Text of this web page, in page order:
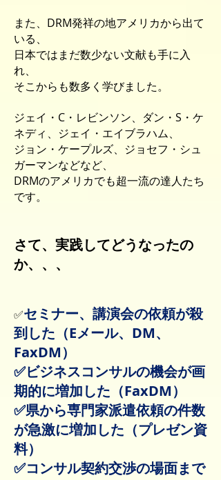
また、DRM発祥の地アメリカから出て
いる、
日本ではまだ数少ない文献も手に入
れ、
そこからも数多く学びました。
ジェイ・C・レビンソン、ダン・S・ケ
ネディ、ジェイ・エイブラハム、
ジョン・ケープルズ、ジョセフ・シュ
ガーマンなどなど、
DRMのアメリカでも超一流の達人たち
です。
さて、実践してどうなったの
か、、、
✅セミナー、講演会の依頼が殺
到した（Eメール、DM、
FaxDM）
✅ビジネスコンサルの機会が画
期的に増加した（FaxDM）
✅県から専門家派遣依頼の件数
が急激に増加した（プレゼン資
料）
✅コンサル契約交渉の場面まで